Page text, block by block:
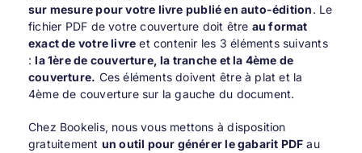
sur mesure pour votre livre publié en auto-édition. Le
fichier PDF de votre couverture doit être au format
exact de votre livre et contenir les 3 éléments suivants
:la 1ère de couverture, la tranche et la 4ème de
couverture. Ces éléments doivent être à plat et la
4ème de couverture sur la gauche du document.
Chez Bookelis, nous vous mettons à disposition
gratuitement un outil pour générer le gabarit PDF au